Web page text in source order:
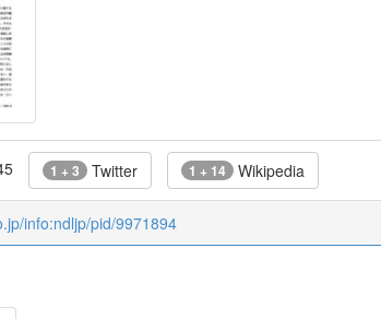
1 + 3 Twitter 1 + 14 Wikipedia
info:ndljp/pid/9971894